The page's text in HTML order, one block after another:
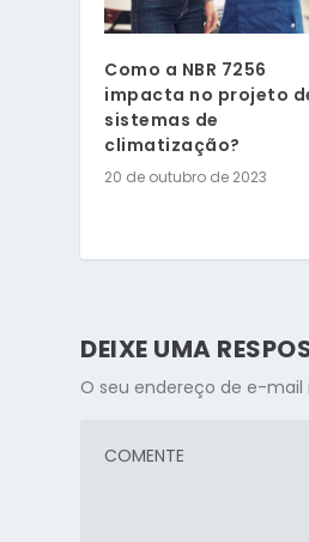
Como a NBR 7256
impacta no projeto
sistemas de
climatização?
20 de outubro de 2023
DEIXE UMA
O seu endereço de e-mail